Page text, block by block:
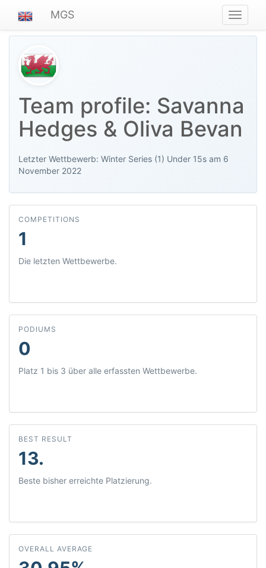
ein-/
MGS
Team profile: Savanna
Hedges & Oliva Bevan
Letzter Wettbewerb: Winter Series (1) Under 15s am 6
November 2022
COMPETITIONS
1
Die letzten Wettbewerbe.
PODIUMS
0
Platz 1 bis 3 über alle erfassten Wettbewerbe.
BEST RESULT
13.
Beste bisher erreichte Platzierung.
OVERALL AVERAGE